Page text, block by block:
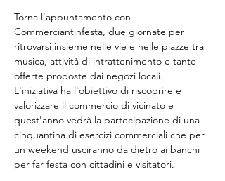
Torna l'appuntamento con
Commerciantinfesta, due giornate per
ritrovarsi insieme nelle vie e nelle piazze tra
musica, attività di intrattenimento e tante
offerte proposte dai negozi locali.
L'iniziativa ha l'obiettivo di riscoprire e
valorizzare il commercio di vicinato e
quest'anno vedrà la partecipazione di una
cinquantina di esercizi commerciali che per
un weekend usciranno da dietro ai banchi
per far festa con cittadini e visitatori.